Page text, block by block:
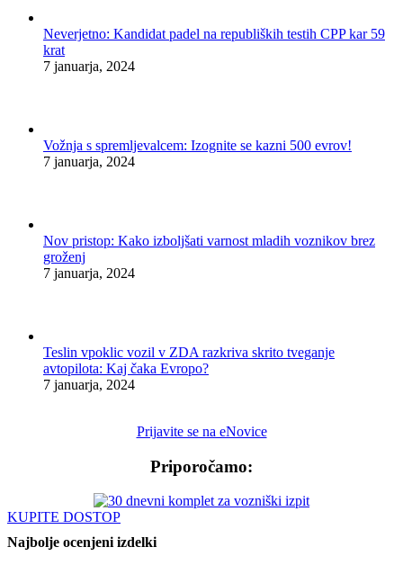
Neverjetno: Kandidat padel na republiških testih CPP kar 59
krat
7 januarja, 2024
Vožnja s spremljevalcem: Izognite se kazni 500 evrov!
7 januarja, 2024
Nov pristop: Kako izboljšati varnost mladih voznikov brez
groženj
7 januarja, 2024
Teslin vpoklic vozil v ZDA razkriva skrito tveganje
avtopilota: Kaj čaka Evropo?
7 januarja, 2024
Prijavite se na eNovice
Priporočamo:
KUPITE DOSTOP
Najbolje ocenjeni izdelki